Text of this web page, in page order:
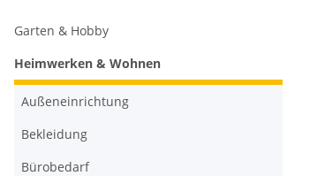
Garten & Hobby
Heimwerken & Wohnen
Außeneinrichtung
Bekleidung
Bürobedarf